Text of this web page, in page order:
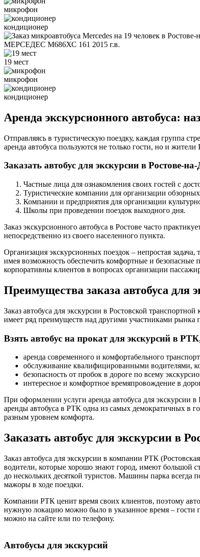
микрофон
кондиционер
МЕРСЕДЕС М686ХС 161 2015 г.в.
19 мест
микрофон
кондиционер
Аренда экскурсионного автобуса:
Отправляясь в туристическую поездку, каждая группа
аренда автобуса пользуются не только гости, но и жители
Заказать автобус для экскурсии в Ростове-
Частные лица для ознакомления своих гостей с
Туристические компании для организации
Компании и предприятия для организации
Школы при проведении поездок выходного дня.
Заказ экскурсионного автобуса в Ростове часто
непосредственно из своего населенного пункта.
Организация экскурсионных поездок – непростая
имея возможность обеспечить комфортные и безопасные
корпоративны клиентов в вопросах организации
Преимущества заказа автобуса для
Заказ автобуса для экскурсии в Ростовской
имеет ряд преимуществ над другими участниками рынка
Взять автобус на прокат для экскурсий в
аренда современного и комфортабельного
обслуживание квалифицированными водителями,
безопасность от пробок в дороге по всему
интересное и комфортное времяпровождение в
При оформлении услуги аренда автобуса для экскурсии
аренды автобуса в РТК одна из самых демократичных в
разным уровнем комфорта.
Заказать автобус для экскурсии в
Заказ автобуса для экскурсии в компании РТК
водители, которые хорошо знают город, имеют большой
до нескольких десяткой туристов. Машины парка
мажоры в ходе поездки.
Компании РТК ценит время своих клиентов, поэтому
нужную локацию можно было в указанное время – гости
можно на сайте или по телефону.
Автобусы для экскурсий